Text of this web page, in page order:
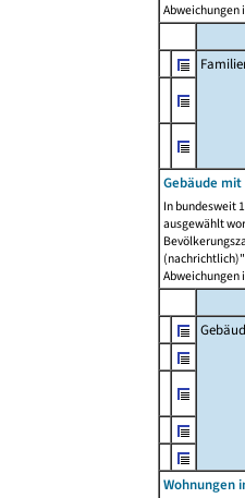
Abweichungen
Gebäude
In bundesweit
ausgewählt
Abweichungen
Wohnungen